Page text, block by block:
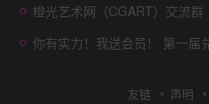
橙光艺术网（CGART）交流群
你有实力！我送会员！ 第一届
友链 声明